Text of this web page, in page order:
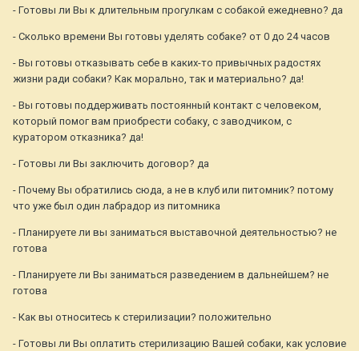
- Готовы ли Вы к длительным прогулкам с собакой ежедневно? да
- Сколько времени Вы готовы уделять собаке? от 0 до 24 часов
- Вы готовы отказывать себе в каких-то привычных радостях
жизни ради собаки? Как морально, так и материально? да!
- Вы готовы поддерживать постоянный контакт с человеком,
который помог вам приобрести собаку, с заводчиком, с
куратором отказника? да!
- Готовы ли Вы заключить договор? да
- Почему Вы обратились сюда, а не в клуб или питомник? потому
что уже был один лабрадор из питомника
- Планируете ли вы заниматься выставочной деятельностью? не
готова
- Планируете ли Вы заниматься разведением в дальнейшем? не
готова
- Как вы относитесь к стерилизации? положительно
- Готовы ли Вы оплатить стерилизацию Вашей собаки, как условие